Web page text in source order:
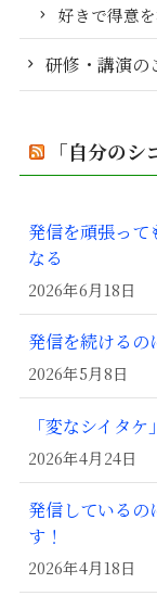
好きで得意
研修・講演の
「自分の
発信を頑張って
なる
2026年6月18日
発信を続ける
2026年5月8日
「変なシイタ
2026年4月24日
発信している
す！
2026年4月18日